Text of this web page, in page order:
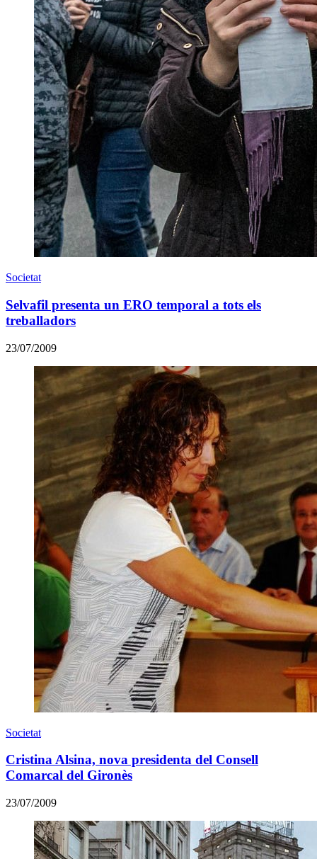
Societat
Selvafil presenta un ERO temporal a tots els
treballadors
23/07/2009
Societat
Cristina Alsina, nova presidenta del Consell
Comarcal del Gironès
23/07/2009